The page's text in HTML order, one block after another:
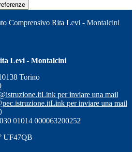
Comprensivo Rita Levi - Montalcini
Levi - Montalcini
Torino
Link per inviare una mail
Link per inviare una mail
01014 000063200252
UF47QB